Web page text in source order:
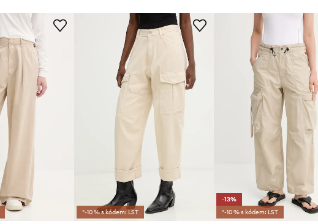
*-10 % s kódem: LST
-13%
*-10 % s kódem: LST